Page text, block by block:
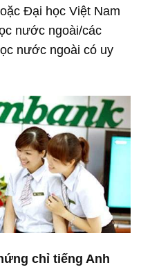
Đại học Việt Nam
nước ngoài/các
nước ngoài có uy
chỉ tiếng Anh